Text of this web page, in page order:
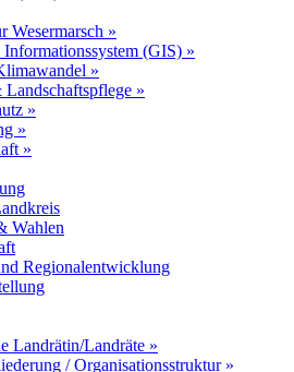
Wesermarsch »
Informationssystem (GIS) »
»
»
»
»
»
Wahlen
Regionalentwicklung
Landrätin/Landräte »
/ Organisationsstruktur »